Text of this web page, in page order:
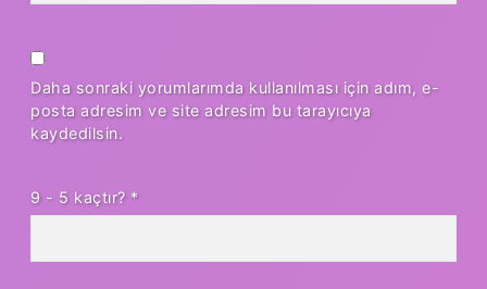
Daha sonraki yorumlarımda kullanılması için adım, e-
posta adresim ve site adresim bu tarayıcıya
kaydedilsin.
9 - 5 kaçtır? *